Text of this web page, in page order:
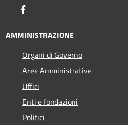
AMMINISTRAZIONE
Organi di Governo
Aree Amministrative
Uffici
Enti e fondazioni
Politici